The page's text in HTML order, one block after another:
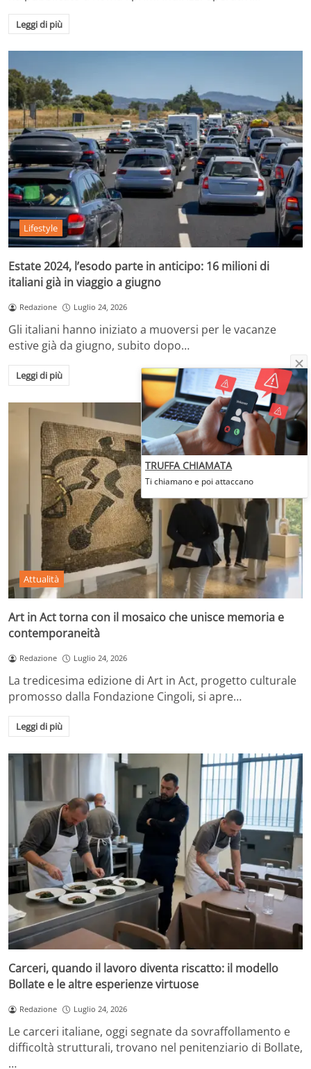
Leggi di più
Lifestyle
Estate 2024, l’esodo parte in anticipo: 16 milioni di
italiani già in viaggio a giugno
Redazione Luglio 24, 2026
Gli italiani hanno iniziato a muoversi per le vacanze
estive già da giugno, subito dopo…
Leggi di più
Attualità
Art in Act torna con il mosaico che unisce memoria e
contemporaneità
Redazione Luglio 24, 2026
La tredicesima edizione di Art in Act, progetto culturale
promosso dalla Fondazione Cingoli, si apre…
Leggi di più
Carceri, quando il lavoro diventa riscatto: il modello
Bollate e le altre esperienze virtuose
Redazione Luglio 24, 2026
Le carceri italiane, oggi segnate da sovraffollamento e
difficoltà strutturali, trovano nel penitenziario di Bollate,
…
TRUFFA CHIAMATA
Ti chiamano e poi attaccano